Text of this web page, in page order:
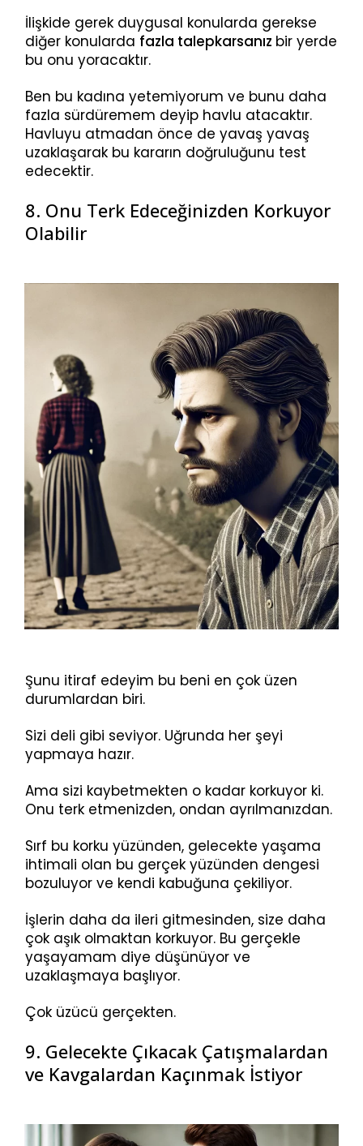
İlişkide gerek duygusal konularda gerekse
diğer konularda fazla talepkarsanız bir yerde
bu onu yoracaktır.
Ben bu kadına yetemiyorum ve bunu daha
fazla sürdüremem deyip havlu atacaktır.
Havluyu atmadan önce de yavaş yavaş
uzaklaşarak bu kararın doğruluğunu test
edecektir.
8. Onu Terk Edeceğinizden Korkuyor
Olabilir
Şunu itiraf edeyim bu beni en çok üzen
durumlardan biri.
Sizi deli gibi seviyor. Uğrunda her şeyi
yapmaya hazır.
Ama sizi kaybetmekten o kadar korkuyor ki.
Onu terk etmenizden, ondan ayrılmanızdan.
Sırf bu korku yüzünden, gelecekte yaşama
ihtimali olan bu gerçek yüzünden dengesi
bozuluyor ve kendi kabuğuna çekiliyor.
İşlerin daha da ileri gitmesinden, size daha
çok aşık olmaktan korkuyor. Bu gerçekle
yaşayamam diye düşünüyor ve
uzaklaşmaya başlıyor.
Çok üzücü gerçekten.
9. Gelecekte Çıkacak Çatışmalardan
ve Kavgalardan Kaçınmak İstiyor